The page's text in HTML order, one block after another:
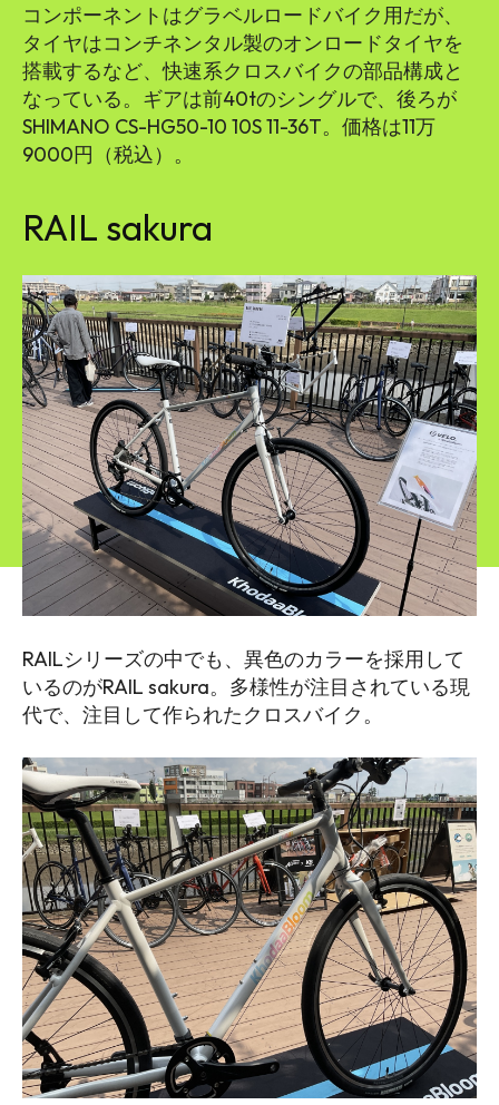
コンポーネントはグラベルロードバイク用だが、
タイヤはコンチネンタル製のオンロードタイヤを
搭載するなど、快速系クロスバイクの部品構成と
なっている。ギアは前40tのシングルで、後ろが
SHIMANO CS-HG50-10 10S 11-36T。価格は11万
9000円（税込）。
RAIL sakura
RAILシリーズの中でも、異色のカラーを採用して
いるのがRAIL sakura。多様性が注目されている現
代で、注目して作られたクロスバイク。